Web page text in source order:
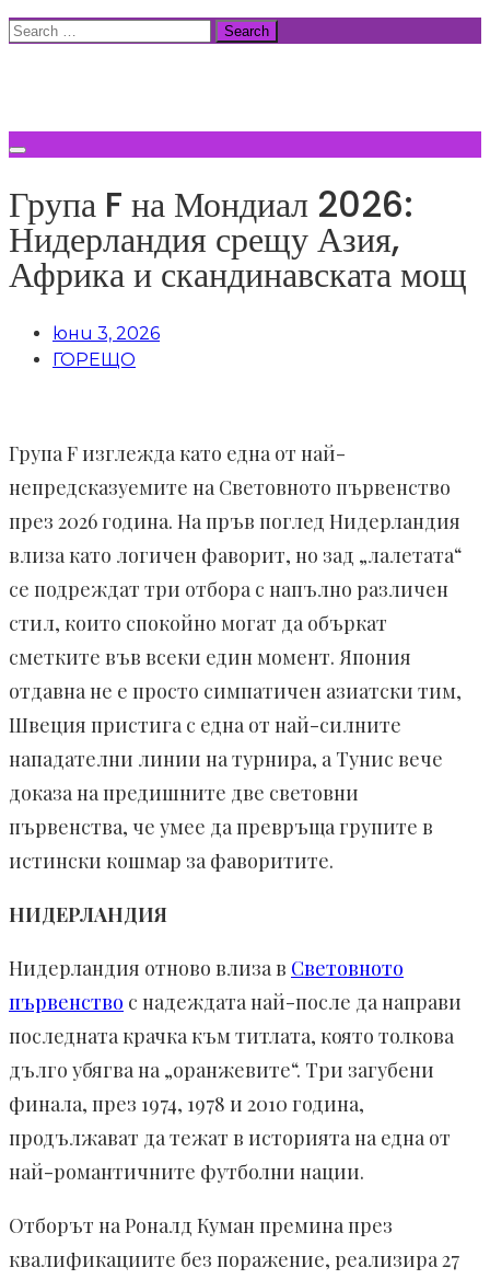
Skip
Search
Група F на Мондиал 2026:
Нидерландия срещу Азия,
Африка и скандинавската мощ
юни 3, 2026
ГОРЕЩО
Група F изглежда като една от най-
непредсказуемите на Световното първенство
през 2026 година. На пръв поглед Нидерландия
влиза като логичен фаворит, но зад „лалетата“
се подреждат три отбора с напълно различен
стил, които спокойно могат да объркат
сметките във всеки един момент. Япония
отдавна не е просто симпатичен азиатски тим,
Швеция пристига с една от най-силните
нападателни линии на турнира, а Тунис вече
доказа на предишните две световни
първенства, че умее да превръща групите в
истински кошмар за фаворитите.
НИДЕРЛАНДИЯ
Нидерландия отново влиза в Световното
първенство с надеждата най-после да направи
последната крачка към титлата, която толкова
дълго убягва на „оранжевите“. Три загубени
финала, през 1974, 1978 и 2010 година,
продължават да тежат в историята на една от
най-романтичните футболни нации.
Отборът на Роналд Куман премина през
квалификациите без поражение, реализира 27